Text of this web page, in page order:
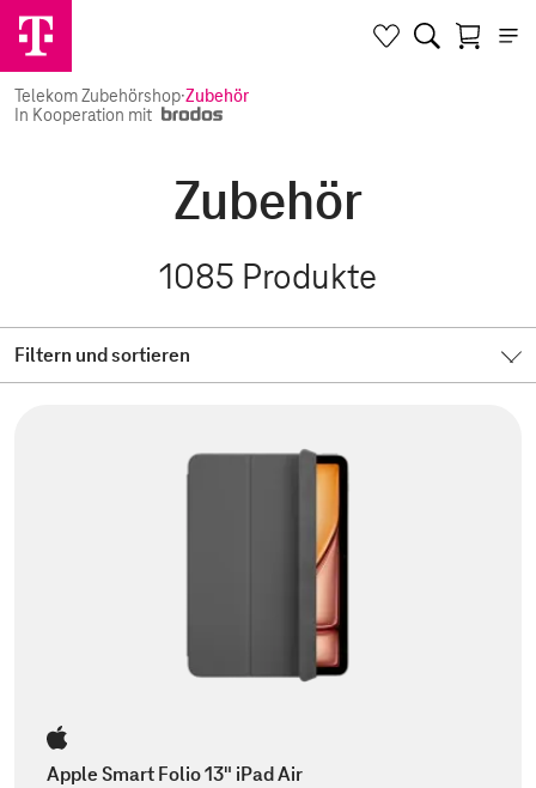
Telekom Zubehörshop·Zubehör
In Kooperation mit
Zubehör
1085 Produkte
Filtern und sortieren
Apple Smart Folio 13" iPad Air